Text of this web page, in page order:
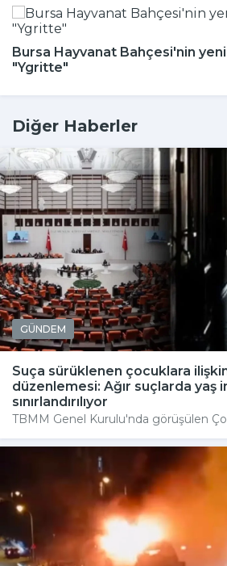
Bursa Hayvanat Bahçesi'nin
"Ygritte"
Diğer Haberler
GÜNDEM
Suça sürüklenen çocuklara
düzenlemesi: Ağır suçlarda yaş
sınırlandırılıyor
TBMM Genel Kurulu'nda görüşülen